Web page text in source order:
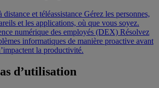
distance et téléassistance Gérez les personnes,
et les applications, où que vous soyez.
numérique des employés (DEX) Résolvez
informatiques de manière proactive avant
la productivité.
d’utilisation